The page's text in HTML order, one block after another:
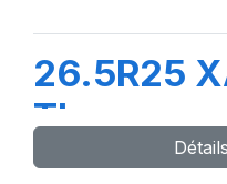
26.5R25
TL